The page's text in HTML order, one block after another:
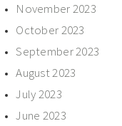
November 2023
October 2023
September 2023
August 2023
July 2023
June 2023